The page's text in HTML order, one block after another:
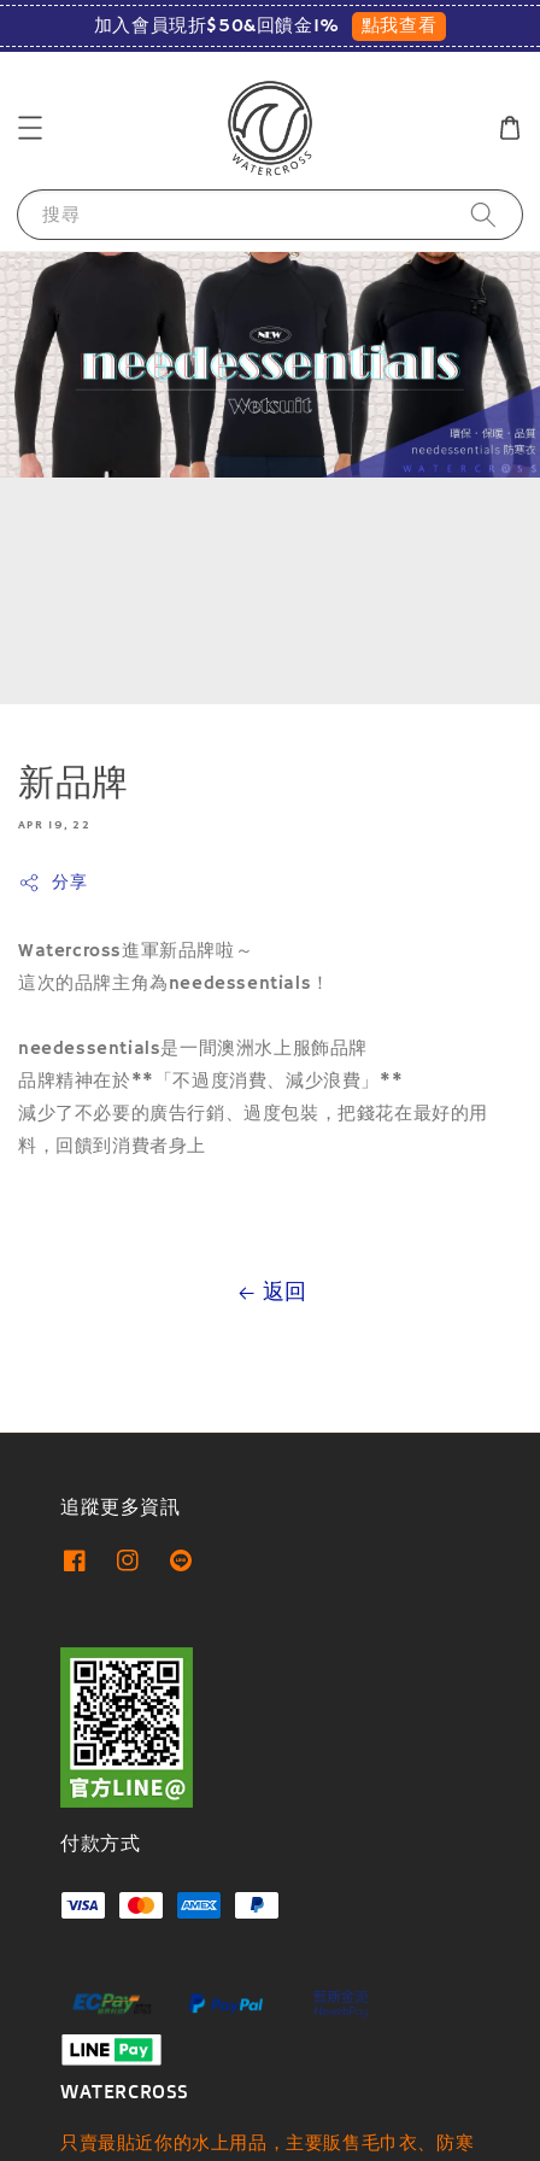
加入會員現折$50&回饋金1% 點我查看
搜尋
新品牌
APR 19, 22
分享
Watercross進軍新品牌啦～
這次的品牌主角為needessentials！
needessentials是一間澳洲水上服飾品牌
品牌精神在於**「不過度消費、減少浪費」**
減少了不必要的廣告行銷、過度包裝，把錢花在最好的用
料，回饋到消費者身上
返回
追蹤更多資訊
付款方式
WATERCROSS
只賣最貼近你的水上用品，主要販售毛巾衣、防寒